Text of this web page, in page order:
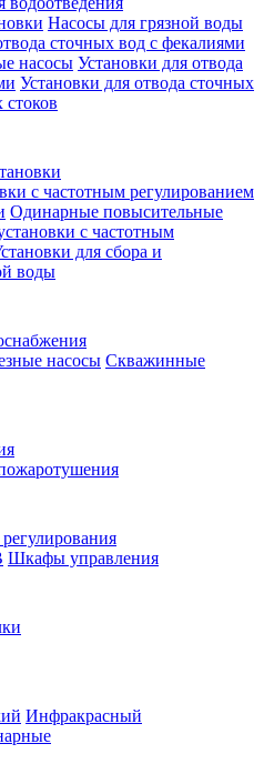
Насосы для грязной воды
сточных вод c фекалиями
насосы Установки для отвода
Установки для отвода сточных
с частотным регулированием
Одинарные повысительные
с частотным
для сбора и
воды
насосы Скважинные
Шкафы управления
Инфракрасный